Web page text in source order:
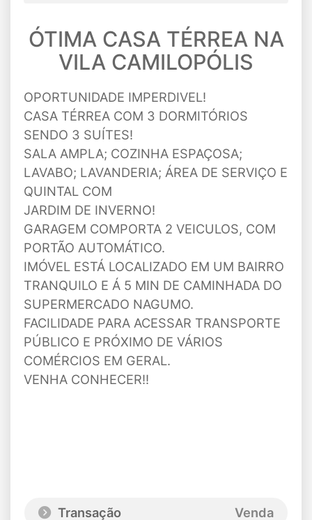
ÓTIMA CASA TÉRREA NA
VILA CAMILOPÓLIS
OPORTUNIDADE IMPERDIVEL!
CASA TÉRREA COM 3 DORMITÓRIOS
SENDO 3 SUÍTES!
SALA AMPLA; COZINHA ESPAÇOSA;
LAVABO; LAVANDERIA; ÁREA DE SERVIÇO E
QUINTAL COM
JARDIM DE INVERNO!
GARAGEM COMPORTA 2 VEICULOS, COM
PORTÃO AUTOMÁTICO.
IMÓVEL ESTÁ LOCALIZADO EM UM BAIRRO
TRANQUILO E Á 5 MIN DE CAMINHADA DO
SUPERMERCADO NAGUMO.
FACILIDADE PARA ACESSAR TRANSPORTE
PÚBLICO E PRÓXIMO DE VÁRIOS
COMÉRCIOS EM GERAL.
VENHA CONHECER!!
Transação
Venda